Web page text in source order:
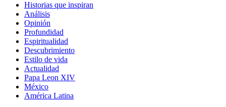
Historias que inspiran
Análisis
Opinión
Profundidad
Espiritualidad
Descubrimiento
Estilo de vida
Actualidad
Papa Leon XIV
México
América Latina